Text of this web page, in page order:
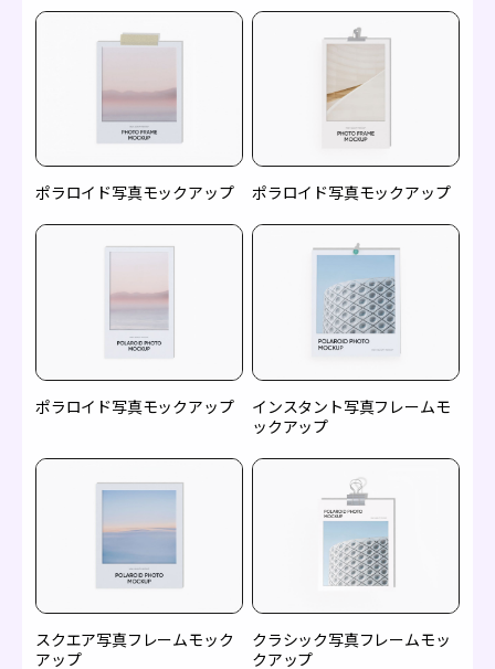
ポラロイド写真モックアップ ポラロイド写真モックアップ
ポラロイド写真モックアップ
インスタント写真フレームモ
ックアップ
スクエア写真フレームモック
アップ
クラシック写真フレームモッ
クアップ